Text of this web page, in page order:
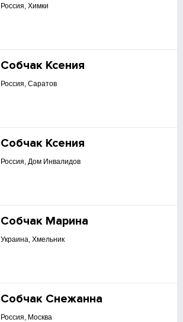
Россия, Химки
Собчак Ксения
Россия, Саратов
Собчак Ксения
Россия, Дом Инвалидов
Собчак Марина
Украина, Хмельник
Собчак Снежанна
Россия, Москва